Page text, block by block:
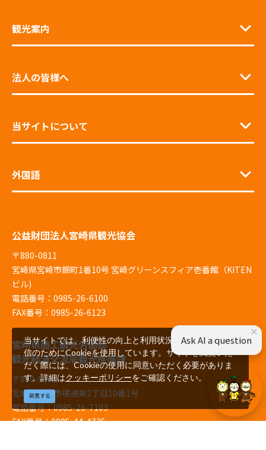
観光案内
法人の皆様へ
当サイトについて
外国語
公益財団法人宮崎県観光協会
〒880-0811
宮崎県宮崎市錦町1番10号 宮崎グリーンスフィア壱番館（KITEN
ビル)
電話番号：0985-26-6100
FAX番号：0985-26-6123
宮崎県商工観光労働部
観光経済交流局観光推進課
〒880-8501
宮崎県宮崎市橘通東2丁目10番1号
電話番号：0985-26-7103
FAX番号：0985-44-4725
当サイトでは、利便性の向上と利用状況の解析、広告配
信のためにCookieを使用しています。サイトを閲覧いた
だく際には、Cookieの使用に同意いただく必要がありま
す。詳細はクッキーポリシーをご確認ください。
同意する
×
Ask AI a question